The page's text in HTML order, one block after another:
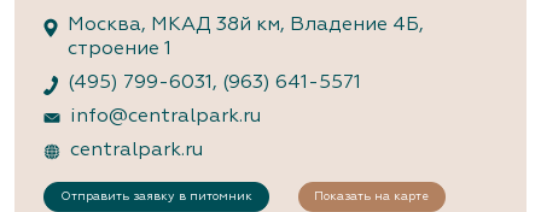
Москва, МКАД 38й км, Владение 4Б,
строение 1
(495) 799-6031 , (963) 641-5571
info@centralpark.ru
centralpark.ru
Отправить заявку в питомник Показать на карте